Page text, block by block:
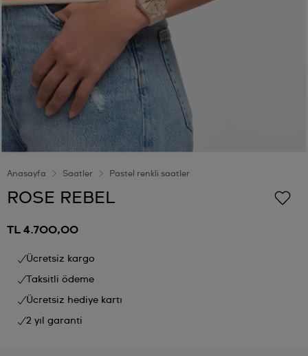
Anasayfa Saatler Pastel renkli saatler
ROSE REBEL
TL 4.700,00
Ücretsiz kargo
Taksitli ödeme
Ücretsiz hediye kartı
2 yıl garanti